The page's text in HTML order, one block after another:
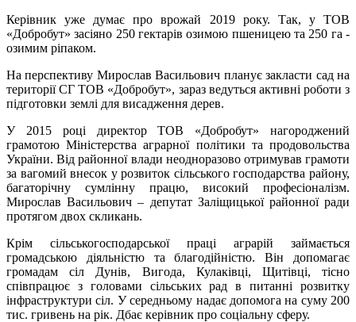
Керівник уже думає про врожай 2019 року. Так, у ТОВ
«Добробут» засіяно 250 гектарів озимою пшеницею та 250 га -
озимим ріпаком.
На перспективу Мирослав Васильович планує закласти сад на
території СГ ТОВ «Добробут», зараз ведуться активні роботи з
підготовки землі для висадження дерев.
У 2015 році директор ТОВ «Добробут» нагороджений
грамотою Міністерства аграрної політики та продовольства
України. Від районної влади неодноразово отримував грамоти
за вагомий внесок у розвиток сільського господарства району,
багаторічну сумлінну працю, високий професіоналізм.
Мирослав Васильович – депутат Заліщицької районної ради
протягом двох скликань.
Крім сільськогосподарської праці аграрій займається
громадською діяльністю та благодійністю. Він допомагає
громадам сіл Дунів, Вигода, Кулаківці, Щитівці, тісно
співпрацює з головами сільських рад в питанні розвитку
інфраструктури сіл. У середньому надає допомога на суму 200
тис. гривень на рік. Дбає керівник про соціальну сферу.